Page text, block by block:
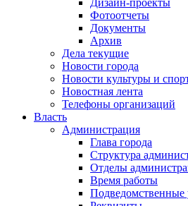
Дизайн-проекты
Фотоотчеты
Документы
Архив
Дела текущие
Новости города
Новости культуры и
Новостная лента
Телефоны организаций
Власть
Администрация
Глава города
Структура
Отделы
Время работы
Подведомственные